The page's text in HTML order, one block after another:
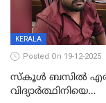
KERALA
Posted On 19-12-2025
സ്കൂൾ ബസിൽ
വിദ്യാര്‍ത്ഥിനിയെ